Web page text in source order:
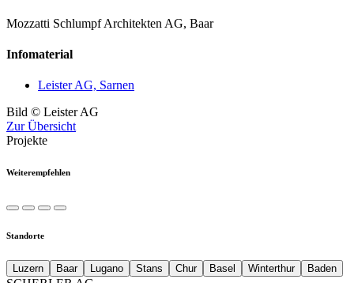
Mozzatti Schlumpf Architekten AG, Baar
Infomaterial
Leister AG, Sarnen
Bild © Leister AG
Zur Übersicht
Projekte
Weiterempfehlen
Standorte
Luzern Baar Lugano Stans Chur Basel Winterthur Baden